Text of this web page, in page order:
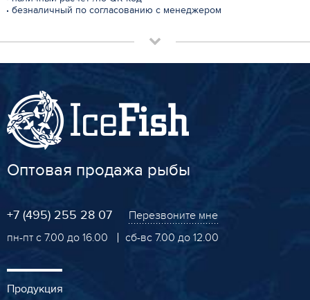
безналичный по согласованию с менеджером
Оптовая продажа рыбы
+7 (495) 255 28 07
Перезвоните мне
пн-пт с 7.00 до 16.00
сб-вс 7.00 до 12.00
Продукция